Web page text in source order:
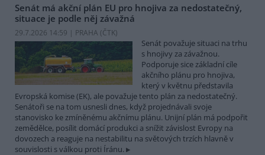
Senát má akční plán EU pro hnojiva za nedostatečný,
situace je podle něj závažná
29.7.2026 14:59 | PRAHA (ČTK)
Senát považuje situaci na trhu
s hnojivy za závažnou.
Podporuje sice základní cíle
akčního plánu pro hnojiva,
který v květnu představila
Evropská komise (EK), ale považuje tento plán za nedostatečný.
Senátoři se na tom usnesli dnes, když projednávali svoje
stanovisko ke zmíněnému akčnímu plánu. Unijní plán má podpořit
zemědělce, posílit domácí produkci a snížit závislost Evropy na
dovozech a reaguje na nestabilitu na světových trzích hlavně v
souvislosti s válkou proti Íránu.